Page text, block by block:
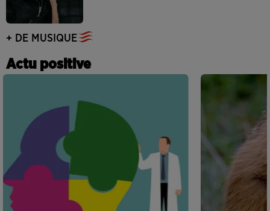
+ DE MUSIQUE
Actu positive